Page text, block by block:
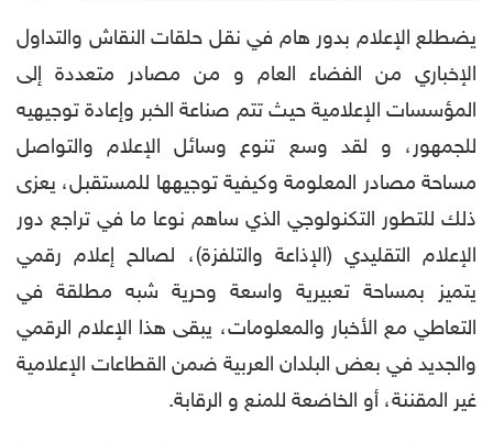
يضطلع الإعلام بدور هام في نقل حلقات النقاش والتداول
الإخباري من الفضاء العام و من مصادر متعددة إلى
المؤسسات الإعلامية حيث تتم صناعة الخبر وإعادة توجيهيه
للجمهور، و لقد وسع تنوع وسائل الإعلام والتواصل
مساحة مصادر المعلومة وكيفية توجيهها للمستقبل، يعزى
ذلك للتطور التكنولوجي الذي ساهم نوعا ما في تراجع دور
الإعلام التقليدي (الإذاعة والتلفزة)، لصالح إعلام رقمي
يتميز بمساحة تعبيرية واسعة وحرية شبه مطلقة في
التعاطي مع الأخبار والمعلومات، يبقى هذا الإعلام الرقمي
والجديد في بعض البلدان العربية ضمن القطاعات الإعلامية
غير المقننة، أو الخاضعة للمنع و الرقابة.